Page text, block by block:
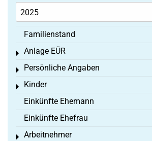
Familienstand
Anlage EÜR
Toggle menu
Persönliche Angaben
Toggle menu
Kinder
Toggle menu
Einkünfte Ehemann
Einkünfte Ehefrau
Arbeitnehmer
Toggle menu